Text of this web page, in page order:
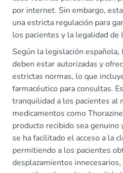
por internet. Sin embargo,
una estricta regulación para
los pacientes y la legalidad de
Según la legislación española,
deben estar autorizadas y
estrictas normas, lo que
farmacéutico para consultas.
tranquilidad a los pacientes al
medicamentos como
producto recibido sea genuino
se ha facilitado el acceso a la
permitiendo a los pacientes
desplazamientos